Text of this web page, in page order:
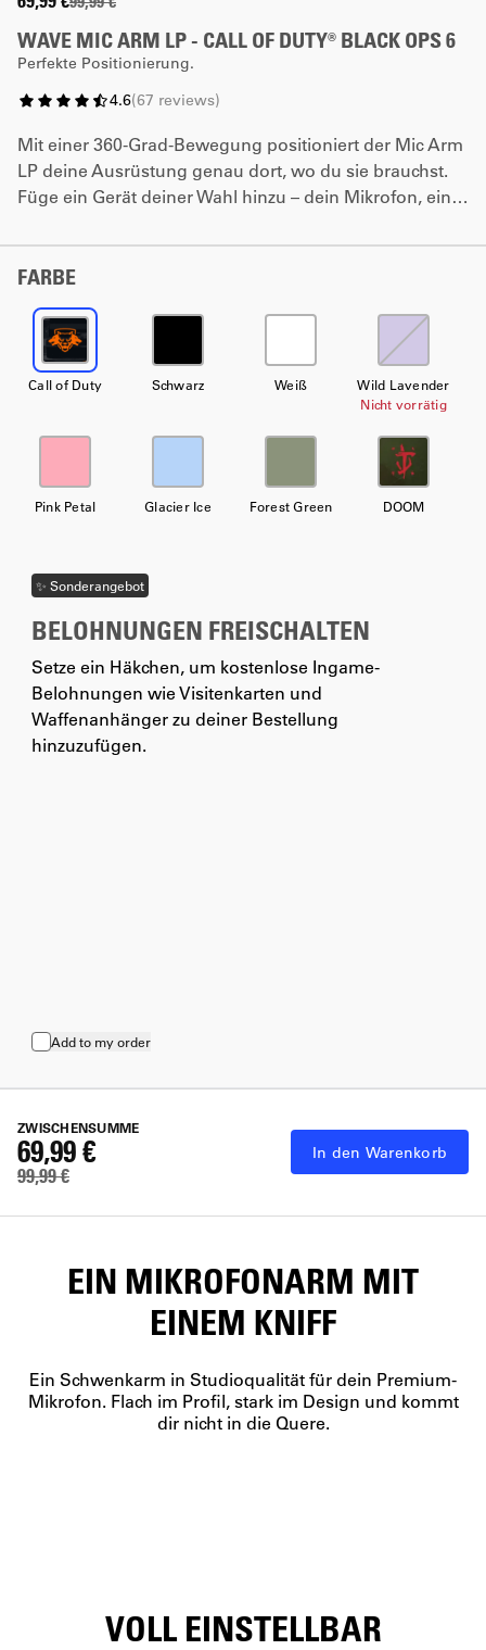
WAVE MIC ARM LP - CALL OF DUTY® BLACK OPS 6
Perfekte Positionierung.
4.6(67 reviews)
Mit einer 360-Grad-Bewegung positioniert der Mic Arm
LP deine Ausrüstung genau dort, wo du sie brauchst.
Füge ein Gerät deiner Wahl hinzu – dein Mikrofon, eine
Design sorgt für freie Sicht, während sich das Recon-
Finish natürlich in jedes moderne FPS-Setup einfügt.
FARBE
Call of Duty Schwarz Weiß
Wild Lavender
Nicht vorrätig
Pink Petal Glacier Ice Forest Green DOOM
✨ Sonderangebot
BELOHNUNGEN FREISCHALTEN
Setze ein Häkchen, um kostenlose Ingame-
Belohnungen wie Visitenkarten und
Waffenanhänger zu deiner Bestellung
hinzuzufügen.
Add to my order
ZWISCHENSUMME
69,99 €
99,99 €
In den Warenkorb
EIN MIKROFONARM MIT
EINEM KNIFF
Ein Schwenkarm in Studioqualität für dein Premium-
Mikrofon. Flach im Profil, stark im Design und kommt
dir nicht in die Quere.
VOLL EINSTELLBAR